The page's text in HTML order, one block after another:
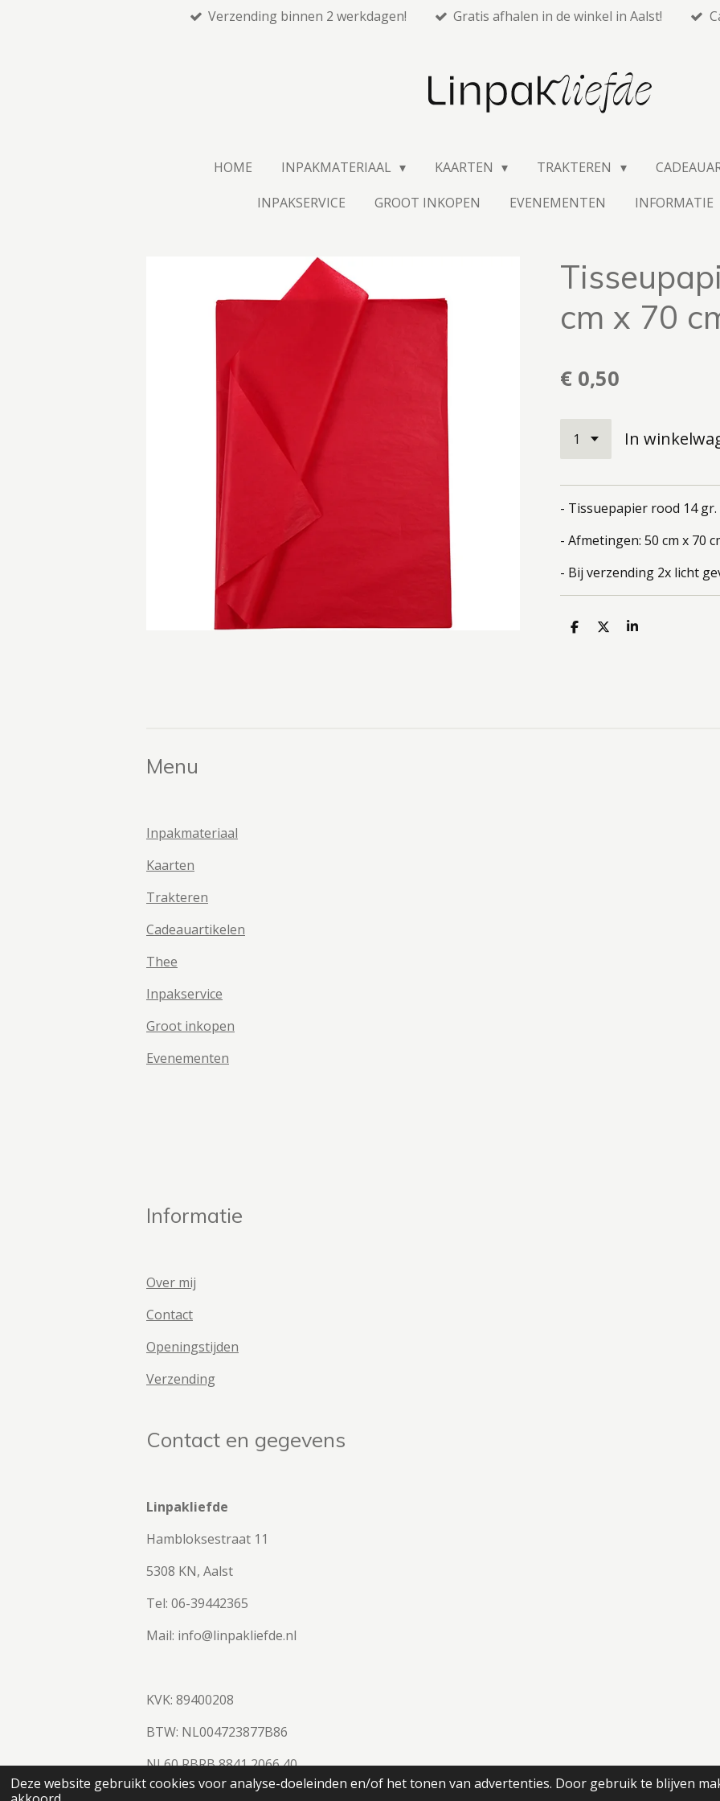
Deze website gebruikt cookies voor analyse-doeleinden en/of het tonen van advertenties. Door gebruik te blijven
Verzending binnen 2 werkdagen! Gratis afhalen in de winkel in Aalst!
HOME INPAKMATERIAAL KAARTEN TRAKTEREN
INPAKSERVICE
GROOT INKOPEN EVENEMENTEN INFORMATIE
cm x 70
€ 0,50
In
- Tissuepapier rood 14 gr.
- Afmetingen: 50 cm x 70
- Bij verzending 2x licht
D
D
S
Menu
Inpakmateriaal
Kaarten
Trakteren
Cadeauartikelen
Thee
Inpakservice
Groot inkopen
Evenementen
Informatie
Over mij
Contact
Openingstijden
Verzending
Contact en gegevens
Linpakliefde
Hambloksestraat 11
5308 KN, Aalst
Tel: 06-39442365
Mail: info@linpakliefde.nl
KVK: 89400208
BTW: NL004723877B86
NL60 RBRB 8841 2066 40
© 2023 - 2026 Linpakliefde